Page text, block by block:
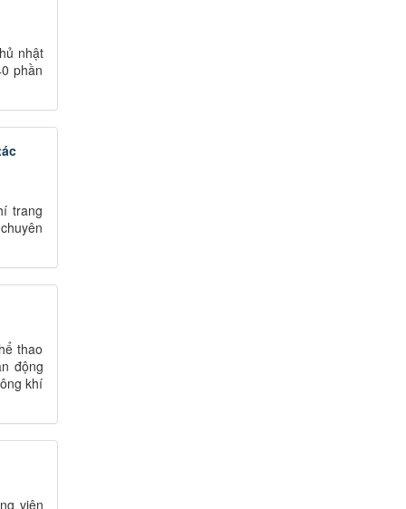
nhật
phần
trang
thao
động
khí
viên